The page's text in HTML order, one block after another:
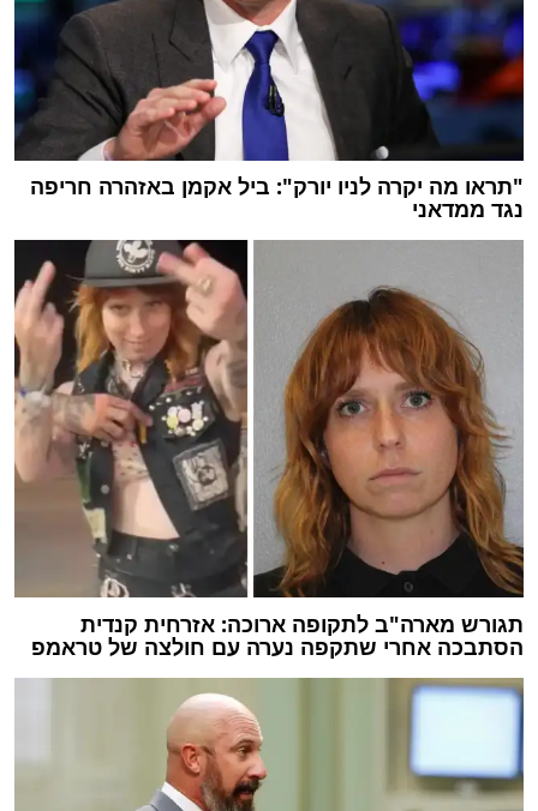
"תראו מה יקרה לניו יורק": ביל אקמן באזהרה חריפה
נגד ממדאני
תגורש מארה"ב לתקופה ארוכה: אזרחית קנדית
הסתבכה אחרי שתקפה נערה עם חולצה של טראמפ